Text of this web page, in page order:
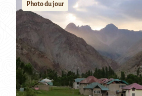
Photo du jour